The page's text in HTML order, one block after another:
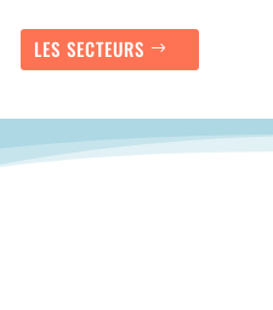
LES SECTEURS